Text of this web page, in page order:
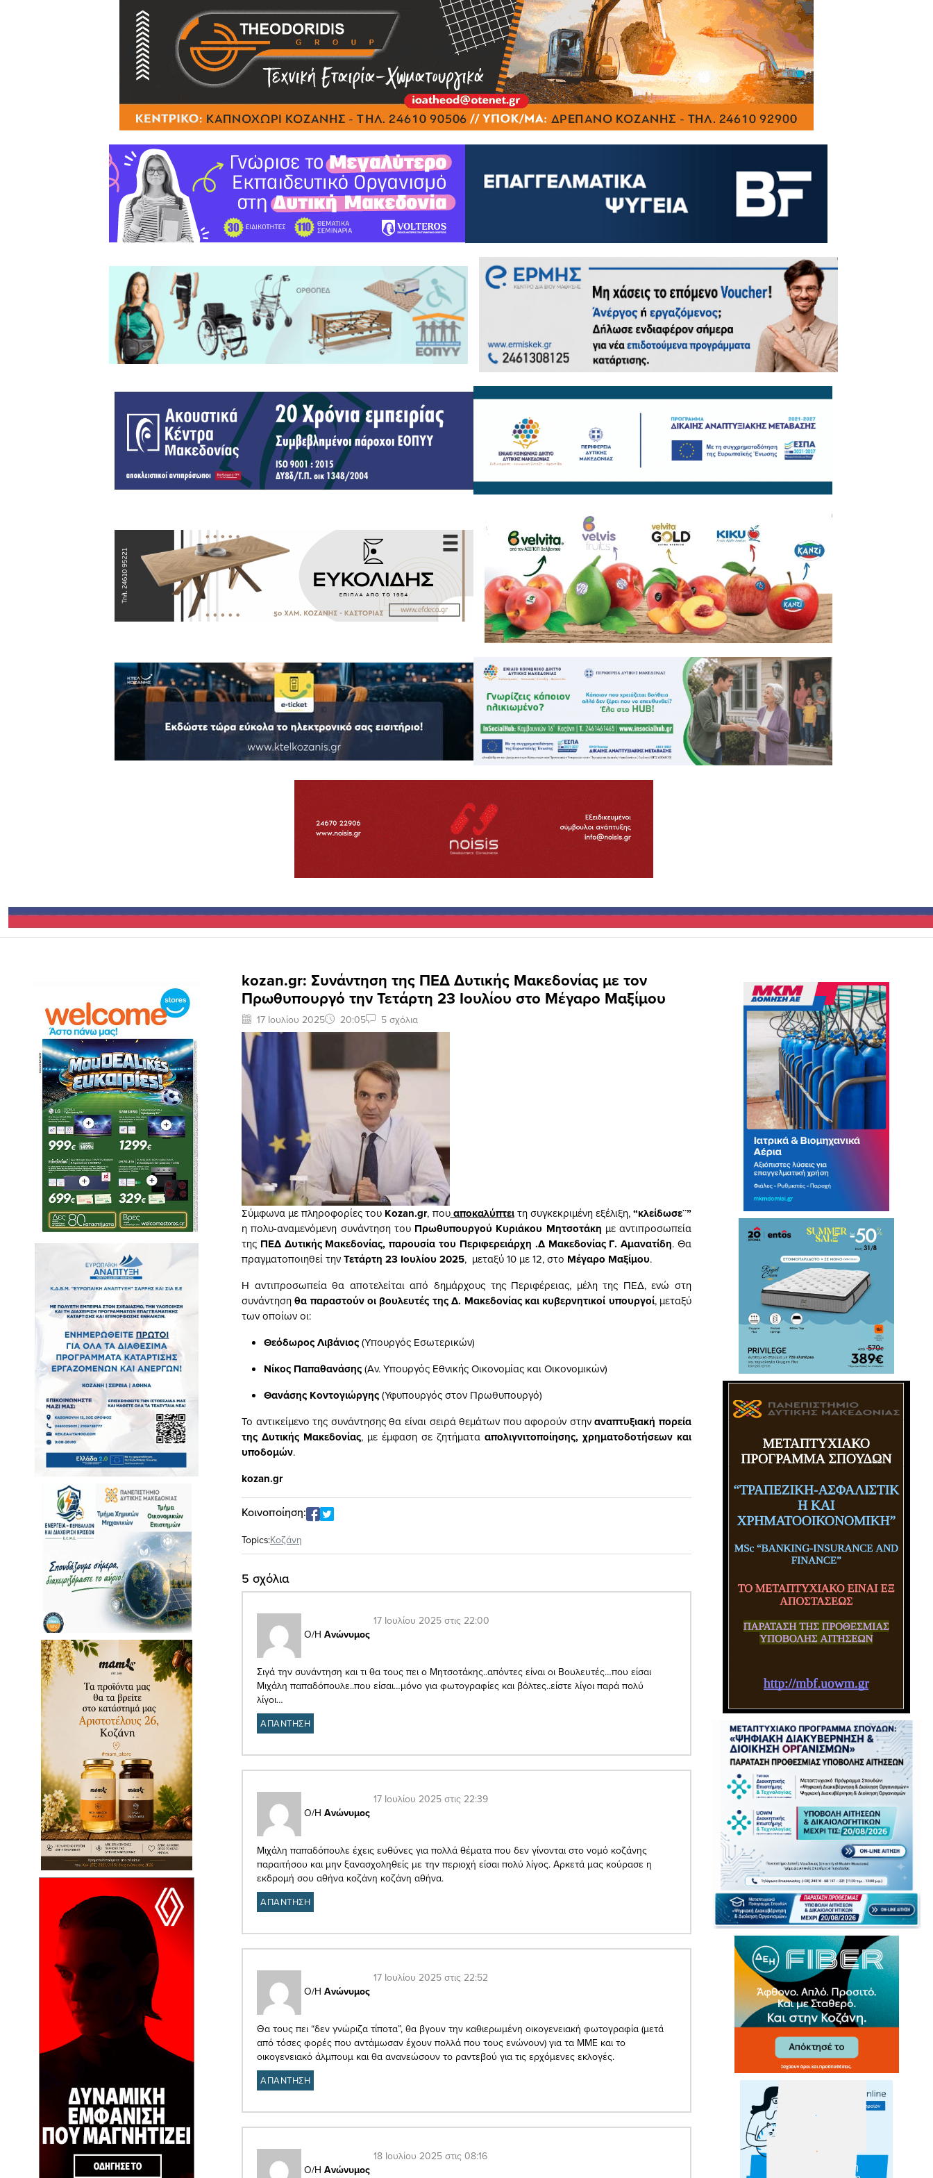
kozan.gr: Συνάντηση της ΠΕΔ Δυτικής Μακεδονίας με τον
Πρωθυπουργό την Τετάρτη 23 Ιουλίου στο Μέγαρο Μαξίμου
17 Ιουλίου 2025 20:05 5 σχόλια
Σύμφωνα με πληροφορίες του Kozan.gr, πουαποκαλύπτειτη συγκεκριμένη εξέλιξη,“κλείδωσε¨”
η πολυ-αναμενόμενη συνάντηση του Πρωθυπουργού Κυριάκου Μητσοτάκη με αντιπροσωπεία
της ΠΕΔ Δυτικής Μακεδονίας, παρουσία του Περιφερειάρχη .Δ Μακεδονίας Γ. Αμανατίδη. Θα
πραγματοποιηθεί τηνΤετάρτη 23 Ιουλίου 2025, μεταξύ 10 με 12, στο Μέγαρο Μαξίμου.
Η αντιπροσωπεία θα αποτελείται από δημάρχους της Περιφέρειας, μέλη της ΠΕΔ, ενώ στη
συνάντησηθα παραστούν οι βουλευτές της Δ. Μακεδονίας και κυβερνητικοί υπουργοί, μεταξύ
των οποίων οι:
Θεόδωρος Λιβάνιος(Υπουργός Εσωτερικών)
Nίκος Παπαθανάσης(Αν. Υπουργός Εθνικής Οικονομίας και Οικονομικών)
Θανάσης Κοντογιώργης(Υφυπουργός στον Πρωθυπουργό)
Το αντικείμενο της συνάντησης θα είναι σειρά θεμάτων που αφορούν στηναναπτυξιακή πορεία
της Δυτικής Μακεδονίας, με έμφαση σε ζητήματα απολιγνιτοποίησης, χρηματοδοτήσεων και
υποδομών.
kozan.gr
Κοινοποίηση:
Topics:Κοζάνη
5 σχόλια
Ο/Η Ανώνυμος
17 Ιουλίου 2025 στις 22:00
Σιγά την συνάντηση και τι θα τους πει ο Μητσοτάκης..απόντες είναι οι Βουλευτές…που είσαι
Μιχάλη παπαδόπουλε..που είσαι…μόνο για φωτογραφίες και βόλτες..είστε λίγοι παρά πολύ
λίγοι…
ΑΠΑΝΤΗΣΗ
Ο/Η Ανώνυμος
17 Ιουλίου 2025 στις 22:39
Μιχάλη παπαδόπουλε έχεις ευθύνες για πολλά θέματα που δεν γίνονται στο νομό κοζάνης
παραιτήσου και μην ξανασχοληθείς με την περιοχή είσαι πολύ λίγος. Αρκετά μας κούρασε η
εκδρομή σου αθήνα κοζάνη κοζάνη αθήνα.
ΑΠΑΝΤΗΣΗ
Ο/Η Ανώνυμος
17 Ιουλίου 2025 στις 22:52
Θα τους πει “δεν γνώριζα τίποτα”, θα βγουν την καθιερωμένη οικογενειακή φωτογραφία (μετά
από τόσες φορές που αντάμωσαν έχουν πολλά που τους ενώνουν) για τα ΜΜΕ και το
οικογενειακό άλμπουμ και θα ανανεώσουν το ραντεβού για τις ερχόμενες εκλογές.
ΑΠΑΝΤΗΣΗ
Ο/Η Ανώνυμος
18 Ιουλίου 2025 στις 08:16